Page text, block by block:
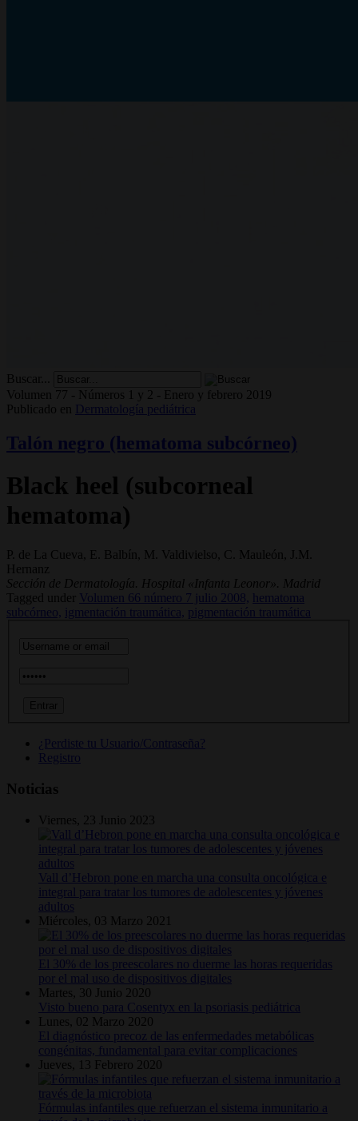
Buscar...
Volumen 77 - Números 1 y 2 - Enero y febrero 2019
Publicado en
Dermatología pediátrica
Talón negro (hematoma subcórneo)
Black heel (subcorneal
hematoma)
P. de La Cueva, E. Balbín, M. Valdivielso, C. Mauleón, J.M.
Hernanz
Sección de Dermatología. Hospital «Infanta Leonor». Madrid
Tagged under
Volumen 66 número 7 julio 2008,
hematoma
subcórneo,
igmentación traumática, pigmentación traumática
¿Perdiste tu Usuario/Contraseña?
Registro
Noticias
Viernes, 23 Junio 2023
Vall d’Hebron pone en marcha una consulta oncológica e
integral para tratar los tumores de adolescentes y jóvenes
adultos
Miércoles, 03 Marzo 2021
El 30% de los preescolares no duerme las horas requeridas
por el mal uso de dispositivos digitales
Martes, 30 Junio 2020
Visto bueno para Cosentyx en la psoriasis pediátrica
Lunes, 02 Marzo 2020
El diagnóstico precoz de las enfermedades metabólicas
congénitas, fundamental para evitar complicaciones
Jueves, 13 Febrero 2020
Fórmulas infantiles que refuerzan el sistema inmunitario a